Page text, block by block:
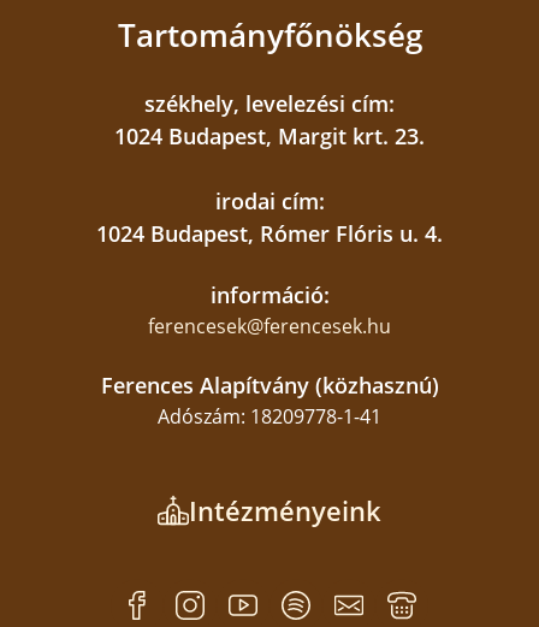
Tartományfőnökség
székhely, levelezési cím:
1024 Budapest, Margit krt. 23.
irodai cím:
1024 Budapest, Rómer Flóris u. 4.
információ:
ferencesek@ferencesek.hu
Ferences Alapítvány (közhasznú)
Adószám: 18209778-1-41
Intézményeink